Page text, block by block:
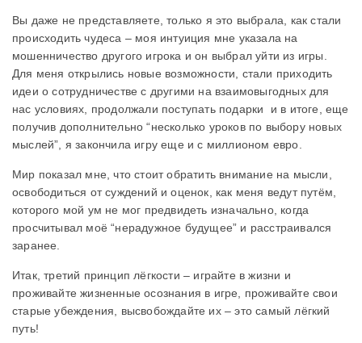
Вы даже не представляете, только я это выбрала, как стали
происходить чудеса – моя интуиция мне указала на
мошенничество другого игрока и он выбрал уйти из игры.
Для меня открылись новые возможности, стали приходить
идеи о сотрудничестве с другими на взаимовыгодных для
нас условиях, продолжали поступать подарки и в итоге, еще
получив дополнительно “несколько уроков по выбору новых
мыслей”, я закончила игру еще и с миллионом евро.
Мир показал мне, что стоит обратить внимание на мысли,
освободиться от суждений и оценок, как меня ведут путём,
которого мой ум не мог предвидеть изначально, когда
просчитывал моё “нерадужное будущее” и расстраивался
заранее.
Итак, третий принцип лёгкости – играйте в жизни и
проживайте жизненные осознания в игре, проживайте свои
старые убеждения, высвобождайте их – это самый лёгкий
путь!